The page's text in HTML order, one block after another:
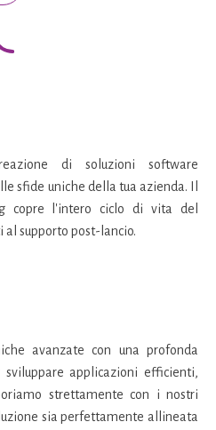
di soluzioni software
sfide uniche della tua azienda. Il
copre l'intero ciclo di vita del
supporto post-lancio.
avanzate con una profonda
applicazioni efficienti,
strettamente con i nostri
sia perfettamente allineata